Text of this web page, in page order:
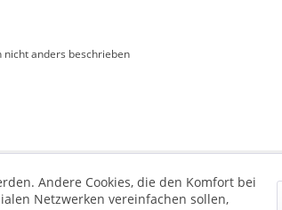
nicht anders beschrieben
Andere Cookies, die den Komfort bei
Netzwerken vereinfachen sollen,